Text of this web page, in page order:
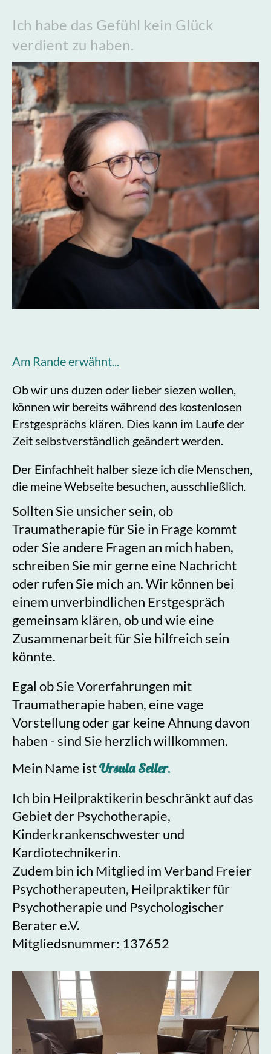
Ich habe das Gefühl kein Glück
verdient zu haben.
Am Rande erwähnt...
Ob wir uns duzen oder lieber siezen wollen,
können wir bereits während des kostenlosen
Erstgesprächs klären. Dies kann im Laufe der
Zeit selbstverständlich geändert werden.
Der Einfachheit halber sieze ich die Menschen,
die meine Webseite besuchen, ausschließlich.
Sollten Sie unsicher sein, ob
Traumatherapie für Sie in Frage kommt
oder Sie andere Fragen an mich haben,
schreiben Sie mir gerne eine Nachricht
oder rufen Sie mich an. Wir können bei
einem unverbindlichen Erstgespräch
gemeinsam klären, ob und wie eine
Zusammenarbeit für Sie hilfreich sein
könnte.
Egal ob Sie Vorerfahrungen mit
Traumatherapie haben, eine vage
Vorstellung oder gar keine Ahnung davon
haben - sind Sie herzlich willkommen.
Mein Name istUrsula Seiler.
Ich bin Heilpraktikerin beschränkt auf das
Gebiet der Psychotherapie,
Kinderkrankenschwester und
Kardiotechnikerin.
Zudem bin ich Mitglied im Verband Freier
Psychotherapeuten, Heilpraktiker für
Psychotherapie und Psychologischer
Berater e.V.
Mitgliedsnummer: 137652